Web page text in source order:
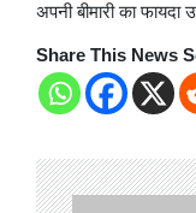
अपनी बीमारी का
Share This News